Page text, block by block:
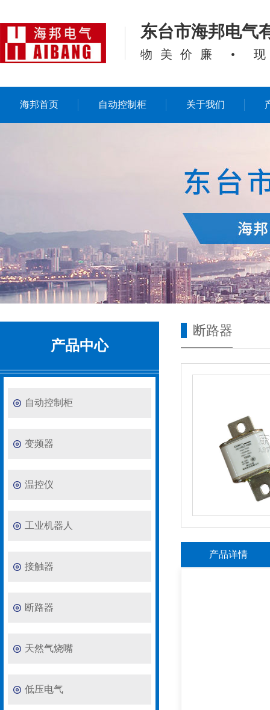
东台市海邦电气
物美价廉 •
海邦首页 自动控制柜 关于我们
产品中心
自动控制柜
变频器
温控仪
工业机器人
接触器
断路器
天然气烧嘴
低压电气
断路器
产品详情